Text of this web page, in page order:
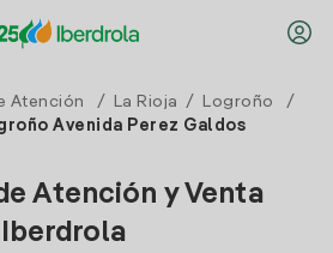
Atención / La Rioja / Logroño
/
Avenida Perez Galdos
Atención y Venta
Iberdrola